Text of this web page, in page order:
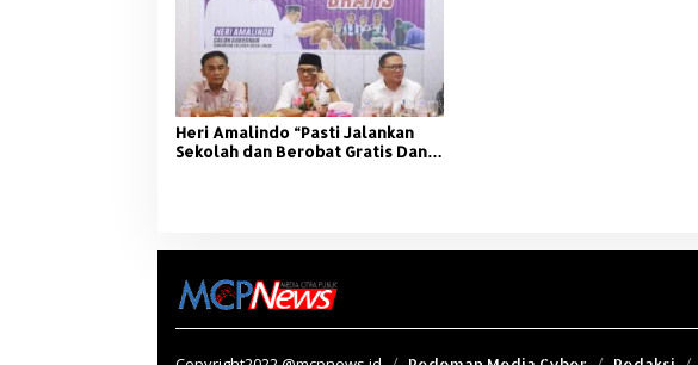
Heri Amalindo “Pasti Jalankan
Sekolah dan Berobat Gratis Dan